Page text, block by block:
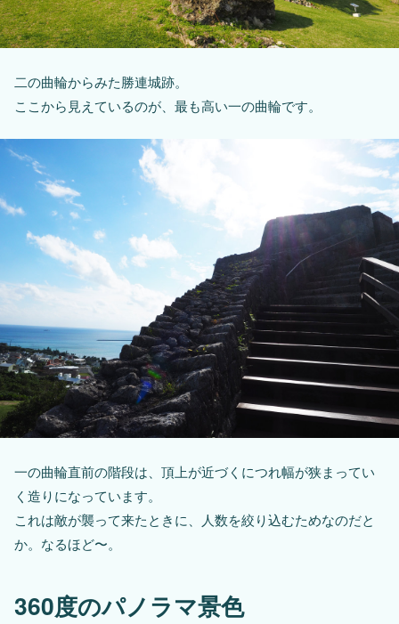
二の曲輪からみた勝連城跡。
ここから見えているのが、最も高い一の曲輪です。
一の曲輪直前の階段は、頂上が近づくにつれ幅が狭まってい
く造りになっています。
これは敵が襲って来たときに、人数を絞り込むためなのだと
か。なるほど〜。
360度のパノラマ景色